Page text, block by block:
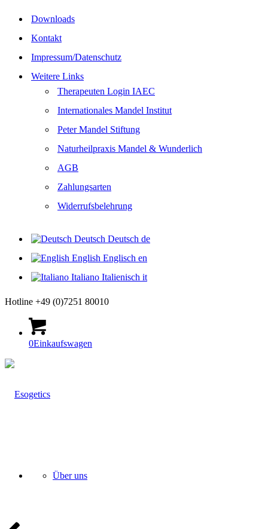
Downloads
Kontakt
Impressum/Datenschutz
Weitere Links
Therapeuten Login IAEC
Internationales Mandel Institut
Peter Mandel Stiftung
Naturheilpraxis Mandel & Wunderlich
AGB
Zahlungsarten
Widerrufsbelehrung
Deutsch Deutsch de
English Englisch en
Italiano Italienisch it
Hotline +49 (0)7251 80010
0Einkaufswagen
Über uns